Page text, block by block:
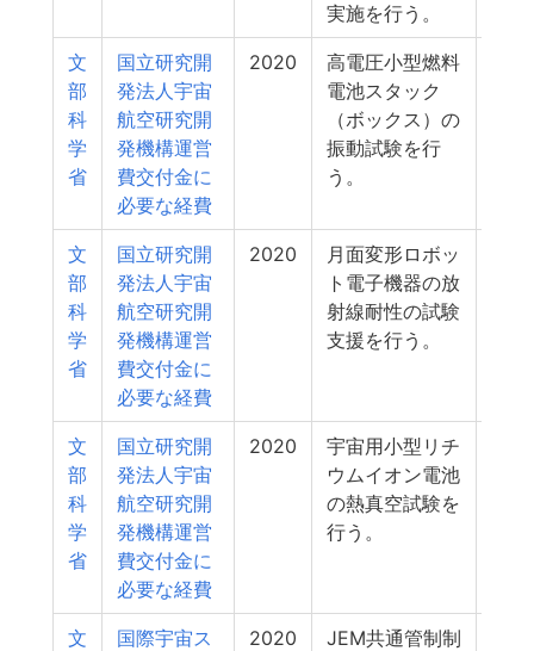
実施を行う。
文
部
科
学
省
国立研究開
発法人宇宙
航空研究開
発機構運営
費交付金に
必要な経費
2020
高電圧小型燃料
電池スタック
（ボックス）の
振動試験を行
う。
文
部
科
学
省
国立研究開
発法人宇宙
航空研究開
発機構運営
費交付金に
必要な経費
2020
月面変形ロボッ
ト電子機器の放
射線耐性の試験
支援を行う。
文
部
科
学
省
国立研究開
発法人宇宙
航空研究開
発機構運営
費交付金に
必要な経費
2020
宇宙用小型リチ
ウムイオン電池
の熱真空試験を
行う。
文
国際宇宙ス
2020
JEM共通管制制